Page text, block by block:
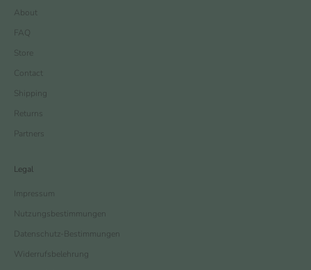
About
FAQ
Store
Contact
Shipping
Returns
Partners
Legal
Impressum
Nutzungsbestimmungen
Datenschutz-Bestimmungen
Widerrufsbelehrung